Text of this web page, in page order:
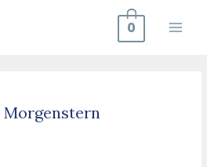
0
Morgenstern